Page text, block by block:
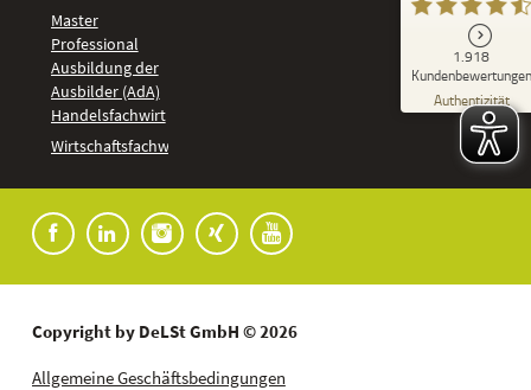
Master
Professional
Ausbildung der
Ausbilder (AdA)
Handelsfachwirt
Wirtschaftsfachwirt
1.918
Kundenbewertungen
Authentizität
92
%
Empfehlungen auf
ProvenExpert.com
91
anderen Quellen
Copyright by DeLSt GmbH © 2026
Allgemeine Geschäftsbedingungen